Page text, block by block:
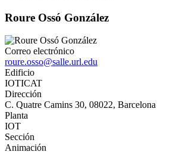
Roure Ossó González
Correo electrónico
roure.osso@salle.url.edu
Edificio
IOTICAT
Dirección
C. Quatre Camins 30, 08022, Barcelona
Planta
IOT
Sección
Animación